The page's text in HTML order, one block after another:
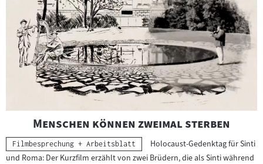
"
Menschen können zweimal sterben
Kategorie:
Filmbesprechung + Arbeitsblatt
Holocaust-Gedenktag für Sinti
und Roma: Der Kurzfilm erzählt von zwei Brüdern, die als Sinti während